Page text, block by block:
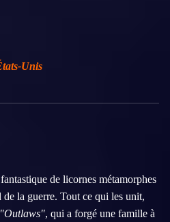
Unis
de licornes métamorphes
la guerre. Tout ce qui les unit,
"Outlaws", qui a forgé une famille à